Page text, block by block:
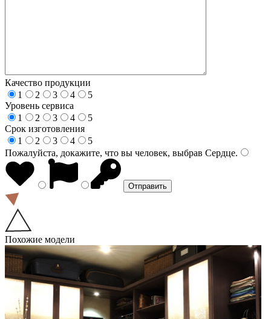
Качество продукции
1
2 3 4
5
Уровень сервиса
1
2 3 4
5
Срок изготовления
1
2 3 4
5
Пожалуйста, докажите, что вы человек, выбрав Сердце.
Похожие модели